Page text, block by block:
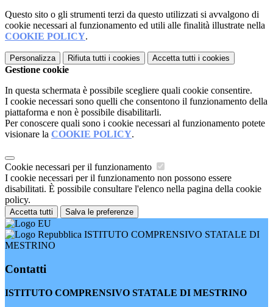
Questo sito o gli strumenti terzi da questo utilizzati si avvalgono di
cookie necessari al funzionamento ed utili alle finalità illustrate nella
COOKIE POLICY.
Personalizza Rifiuta tutti i cookies Accetta tutti i cookies
Gestione cookie
In questa schermata è possibile scegliere quali cookie consentire.
I cookie necessari sono quelli che consentono il funzionamento della
piattaforma e non è possibile disabilitarli.
Per conoscere quali sono i cookie necessari al funzionamento potete
visionare la COOKIE POLICY.
Cookie necessari per il funzionamento
I cookie necessari per il funzionamento non possono essere
disabilitati. È possibile consultare l'elenco nella pagina della cookie
policy.
Accetta tutti Salva le preferenze
ISTITUTO COMPRENSIVO STATALE DI
MESTRINO
Contatti
ISTITUTO COMPRENSIVO STATALE DI MESTRINO